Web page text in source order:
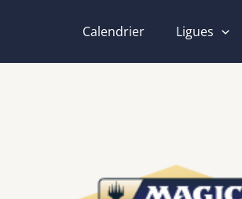
Calendrier Ligues